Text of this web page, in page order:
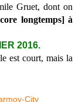
Gruet, dont on
longtemps] à
2016.
est court, mais la